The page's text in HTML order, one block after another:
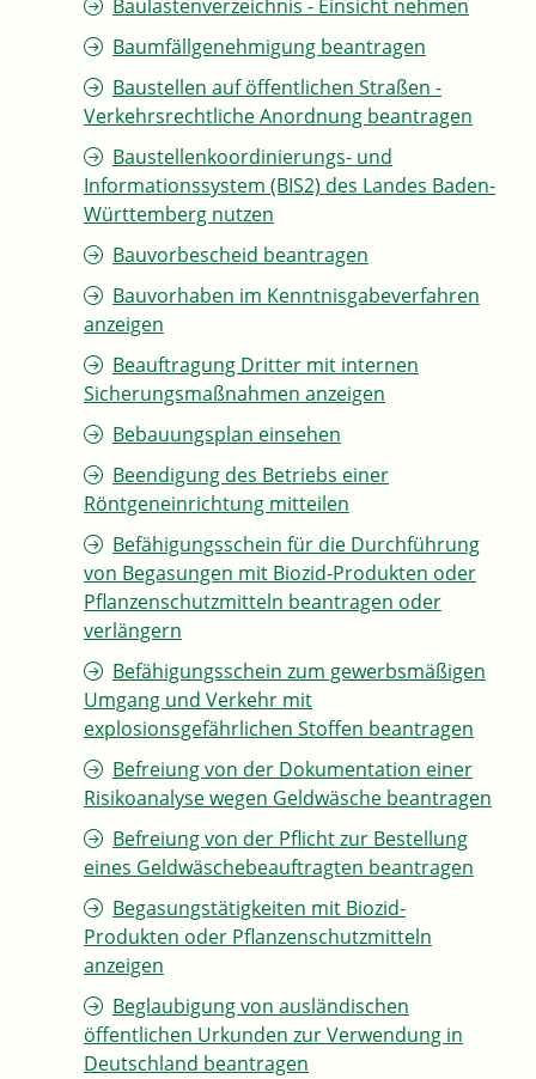
Baulastenverzeichnis - Einsicht nehmen
Baumfällgenehmigung beantragen
Baustellen auf öffentlichen Straßen -
Verkehrsrechtliche Anordnung beantragen
Baustellenkoordinierungs- und
Informationssystem (BIS2) des Landes Baden-
Württemberg nutzen
Bauvorbescheid beantragen
Bauvorhaben im Kenntnisgabeverfahren
anzeigen
Beauftragung Dritter mit internen
Sicherungsmaßnahmen anzeigen
Bebauungsplan einsehen
Beendigung des Betriebs einer
Röntgeneinrichtung mitteilen
Befähigungsschein für die Durchführung
von Begasungen mit Biozid-Produkten oder
Pflanzenschutzmitteln beantragen oder
verlängern
Befähigungsschein zum gewerbsmäßigen
Umgang und Verkehr mit
explosionsgefährlichen Stoffen beantragen
Befreiung von der Dokumentation einer
Risikoanalyse wegen Geldwäsche beantragen
Befreiung von der Pflicht zur Bestellung
eines Geldwäschebeauftragten beantragen
Begasungstätigkeiten mit Biozid-
Produkten oder Pflanzenschutzmitteln
anzeigen
Beglaubigung von ausländischen
öffentlichen Urkunden zur Verwendung in
Deutschland beantragen